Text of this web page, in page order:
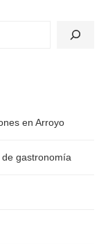
en Arroyo
gastronomía